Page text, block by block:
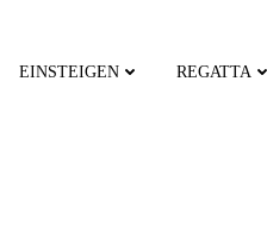
EINSTEIGEN REGATTA